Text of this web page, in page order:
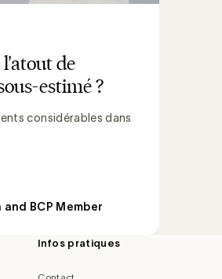
de
estimé ?
considérables dans
BCP Member
Infos pratiques